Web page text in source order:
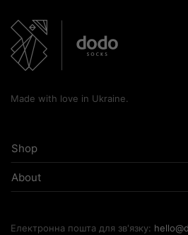
Made with love in Ukraine.
Shop
About
Електронна пошта для зв'язку: